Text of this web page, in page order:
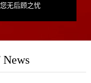
无后顾之忧